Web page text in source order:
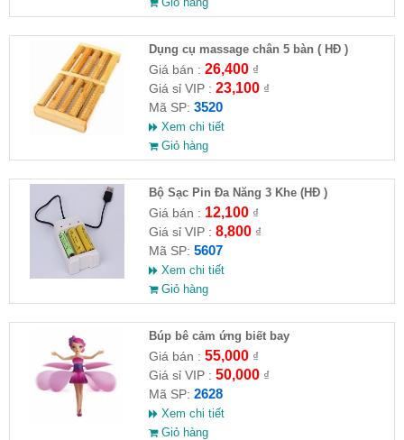
Dụng cụ massage chân 5 bàn ( HĐ )
Giá bán : 26,400₫
Giá sỉ VIP : 23,100₫
Mã SP: 3520
Xem chi tiết
Giỏ hàng
Bộ Sạc Pin Đa Năng 3 Khe (HĐ )
Giá bán : 12,100₫
Giá sỉ VIP : 8,800₫
Mã SP: 5607
Xem chi tiết
Giỏ hàng
​Búp bê cảm ứng biết bay
Giá bán : 55,000₫
Giá sỉ VIP : 50,000₫
Mã SP: 2628
Xem chi tiết
Giỏ hàng